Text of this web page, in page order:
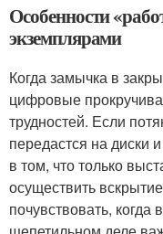
Особенности
экземплярами
Когда замычка в
цифровые
трудностей. Если
передастся на диски
в том, что только
осуществить
почувствовать,